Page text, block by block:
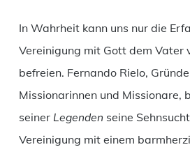
In Wahrheit kann uns nur die
Vereinigung mit Gott dem Vater
befreien. Fernando Rielo,
Missionarinnen und Missionare,
seiner Legenden seine
Vereinigung mit einem